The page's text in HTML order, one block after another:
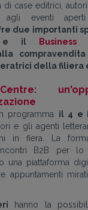
di case editrici,
agli eventi
due importanti
il Business
della filiera
programma il 4 e
e gli agenti
in fiera. La
B2B per lo
una piattaforma
appuntamenti
hanno la